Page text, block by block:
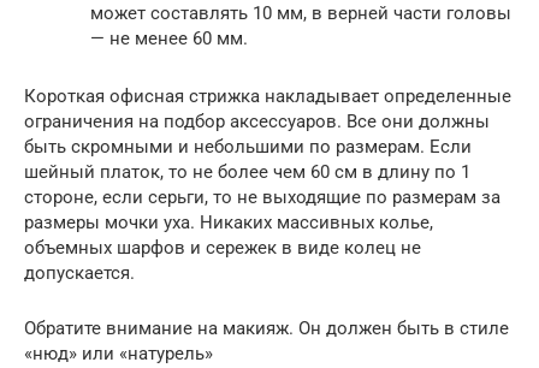
может составлять 10 мм, в верней части головы
— не менее 60 мм.
Короткая офисная стрижка накладывает определенные
ограничения на подбор аксессуаров. Все они должны
быть скромными и небольшими по размерам. Если
шейный платок, то не более чем 60 см в длину по 1
стороне, если серьги, то не выходящие по размерам за
размеры мочки уха. Никаких массивных колье,
объемных шарфов и сережек в виде колец не
допускается.
Обратите внимание на макияж. Он должен быть в стиле
«нюд» или «натурель»